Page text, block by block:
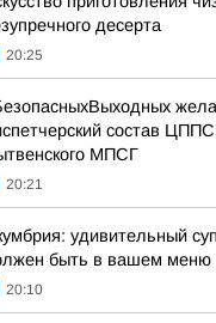
десерта
20:25
состав
МПСГ
20:21
удивительный
быть в вашем меню
20:10